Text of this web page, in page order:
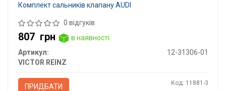
Комплект сальників клапану AUDI
0 відгуків
807 грн
в наявності
Артикул:
12-31306-01
VICTOR REINZ
ПРИДБАТИ Код: 11881-3